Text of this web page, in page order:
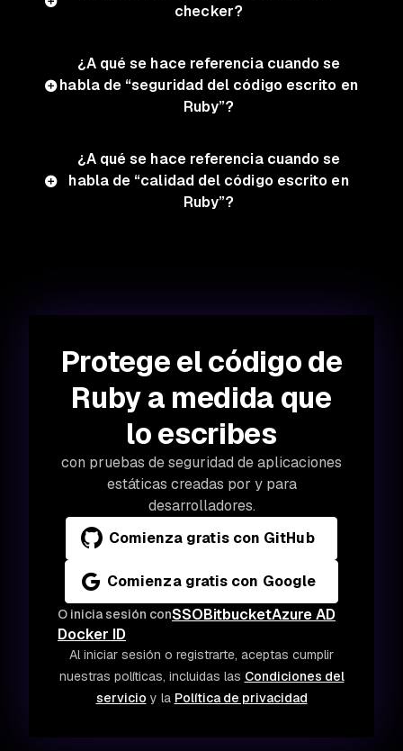
checker?
¿A qué se hace referencia cuando se
habla de “seguridad del código escrito en
Ruby”?
¿A qué se hace referencia cuando se
habla de “calidad del código escrito en
Ruby”?
Protege el código de
Ruby a medida que
lo escribes
con pruebas de seguridad de aplicaciones
estáticas creadas por y para
desarrolladores.
Comienza gratis con GitHub
Comienza gratis con Google
O inicia sesión conSSOBitbucketAzure AD
Docker ID
Al iniciar sesión o registrarte, aceptas cumplir
nuestras políticas, incluidas las Condiciones del
servicio y la Política de privacidad